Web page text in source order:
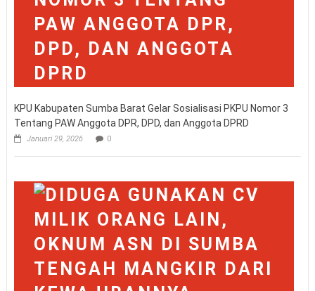
KPU Kabupaten Sumba Barat Gelar Sosialisasi PKPU Nomor 3
Tentang PAW Anggota DPR, DPD, dan Anggota DPRD
Januari 29, 2026 0